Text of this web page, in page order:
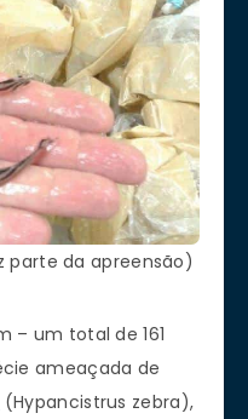
parte da apreensão)
– um total de 161
ameaçada de
(Hypancistrus zebra),